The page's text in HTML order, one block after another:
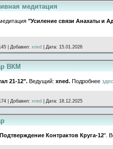
медитация
"Усиление связи Анахаты и
Добавил: xned Дата: 15.01.2026
ВКМ
21-12". Ведущий: xned. Подробнее
Добавил: xned Дата: 18.12.2025
Подтверждение Контрактов Круга-12".